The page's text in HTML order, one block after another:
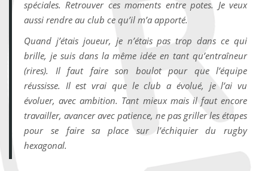
spéciales. Retrouver ces moments entre potes. Je veux
aussi rendre au club ce qu’il m’a apporté.
Quand j’étais joueur, je n’étais pas trop dans ce qui
brille, je suis dans la même idée en tant qu’entraîneur
(rires). Il faut faire son boulot pour que l’équipe
réussisse. Il est vrai que le club a évolué, je l’ai vu
évoluer, avec ambition. Tant mieux mais il faut encore
travailler, avancer avec patience, ne pas griller les étapes
pour se faire sa place sur l’échiquier du rugby
hexagonal.